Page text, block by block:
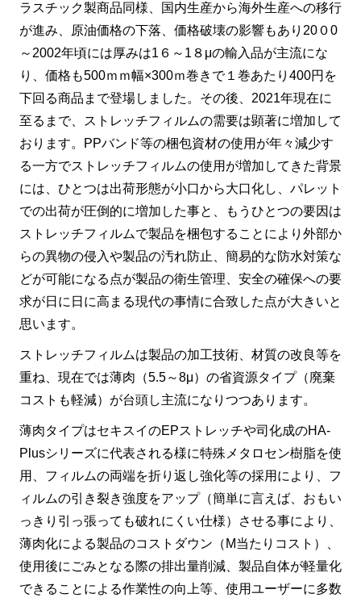
ラスチック製商品同様、国内生産から海外生産への移行
が進み、原油価格の下落、価格破壊の影響もあり20０0
～2002年頃には厚みは1６～1８μの輸入品が主流にな
り、価格も500ｍｍ幅×300ｍ巻きで１巻あたり400円を
下回る商品まで登場しました。その後、2021年現在に
至るまで、ストレッチフィルムの需要は顕著に増加して
おります。PPバンド等の梱包資材の使用が年々減少す
る一方でストレッチフィルムの使用が増加してきた背景
には、ひとつは出荷形態が小口から大口化し、パレット
での出荷が圧倒的に増加した事と、もうひとつの要因は
ストレッチフィルムで製品を梱包することにより外部か
らの異物の侵入や製品の汚れ防止、簡易的な防水対策な
どが可能になる点が製品の衛生管理、安全の確保への要
求が日に日に高まる現代の事情に合致した点が大きいと
思います。
ストレッチフィルムは製品の加工技術、材質の改良等を
重ね、現在では薄肉（5.5～8μ）の省資源タイプ（廃棄
コストも軽減）が台頭し主流になりつつあります。
薄肉タイプはセキスイのEPストレッチや司化成のHA-
Plusシリーズに代表される様に特殊メタロセン樹脂を使
用、フィルムの両端を折り返し強化等の採用により、フ
ィルムの引き裂き強度をアップ（簡単に言えば、おもい
っきり引っ張っても破れにくい仕様）させる事により、
薄肉化による製品のコストダウン（M当たりコスト）、
使用後にごみとなる際の排出量削減、製品自体が軽量化
できることによる作業性の向上等、使用ユーザーに多数